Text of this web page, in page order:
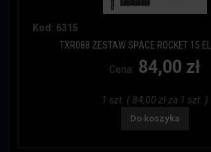
Kod: 6315
TXR088 ZESTAW SPACE ROCKET 15
Cena: 84,00 zł
1 szt. ( 84,00 zł za 1 szt. )
Do koszyka